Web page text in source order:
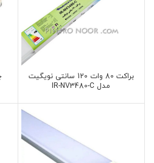
براکت 80 وات 120 سانتی نویگیت
مدل IR-NV3480-C